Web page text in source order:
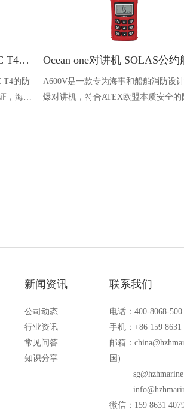
Ocean one对讲机 A300U IIC T4氢气防爆对讲机 船舶消防本质安全无线电
T4的防
，海上
A600V是一款专为海事和船舶消防设
爆对讲机，符合ATEX欧盟本质安全的
新闻资讯
公司动态
行业资讯
常见问答
知识分享
联系我们
电话：400-8068-500
手机：+86 159 8631
邮箱：
国)
微信：159 8631